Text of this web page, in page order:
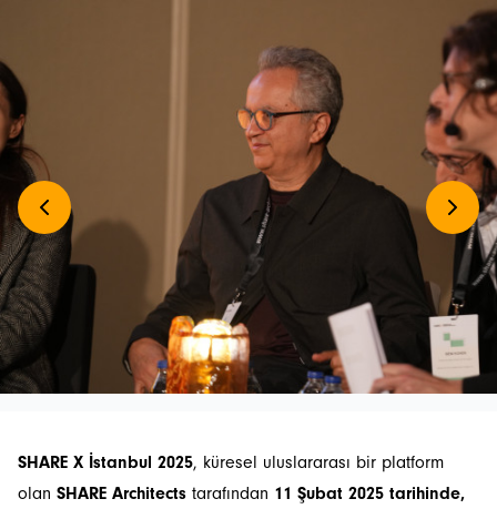
SHARE X İstanbul 2025, küresel uluslararası bir platform
olan SHARE Architects tarafından 11 Şubat 2025 tarihinde,